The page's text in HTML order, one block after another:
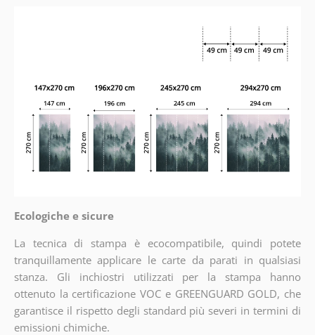
Ecologiche e sicure
La tecnica di stampa è ecocompatibile, quindi potete
tranquillamente applicare le carte da parati in qualsiasi
stanza. Gli inchiostri utilizzati per la stampa hanno
ottenuto la certificazione VOC e GREENGUARD GOLD, che
garantisce il rispetto degli standard più severi in termini di
emissioni chimiche.